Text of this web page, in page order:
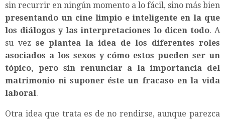
sin recurrir en ningún momento a lo fácil, sino más bien
presentando un cine limpio e inteligente en la que
los diálogos y las interpretaciones lo dicen todo. A
su vezse plantea la idea de los diferentes roles
asociados a los sexos y cómo estos pueden ser un
tópico, pero sin renunciar a la importancia del
matrimonio ni suponer éste un fracaso en la vida
laboral.
Otra idea que trata es de no rendirse, aunque parezca